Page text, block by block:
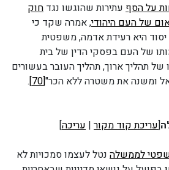
על הסף עתירות שהוגשו נגד חוק
של העם היהודי, אמרה שקד כי
היא רעידת אדמה, משפטית
של העם בפסקי הדין של בית
תהליך ארוך, תהליך העובר בעשורים
ומשנה את משטרה ללא הכר"[70]
.
[עריכת קוד מקור | עריכה]
לממשלה נטל לעצמו סמכויות לא